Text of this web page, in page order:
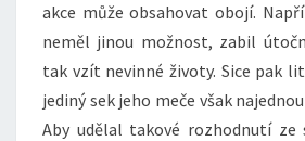
akce může obsahovat obojí.
neměl jinou možnost, zabil
tak vzít nevinné životy. Sice pak
jediný sek jeho meče však
Aby udělal takové rozhodnutí ze